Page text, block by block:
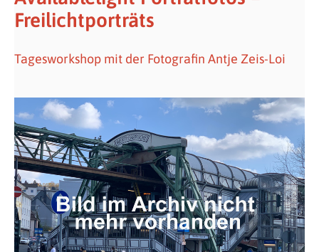
Freilichtporträts
Tagesworkshop mit der Fotografin Antje Zeis-Loi